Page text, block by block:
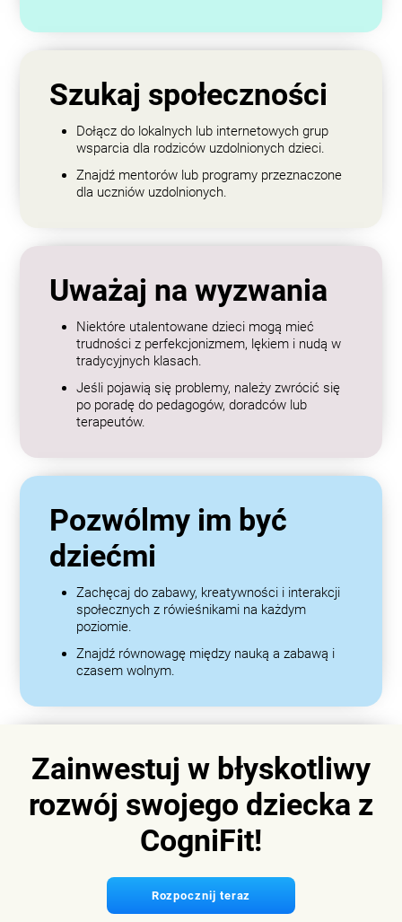
Szukaj społeczności
Dołącz do lokalnych lub internetowych grup
wsparcia dla rodziców uzdolnionych dzieci.
Znajdź mentorów lub programy przeznaczone
dla uczniów uzdolnionych.
Uważaj na wyzwania
Niektóre utalentowane dzieci mogą mieć
trudności z perfekcjonizmem, lękiem i nudą w
tradycyjnych klasach.
Jeśli pojawią się problemy, należy zwrócić się
po poradę do pedagogów, doradców lub
terapeutów.
Pozwólmy im być
dziećmi
Zachęcaj do zabawy, kreatywności i interakcji
społecznych z rówieśnikami na każdym
poziomie.
Znajdź równowagę między nauką a zabawą i
czasem wolnym.
Zainwestuj w błyskotliwy
rozwój swojego dziecka z
CogniFit!
Rozpocznij teraz